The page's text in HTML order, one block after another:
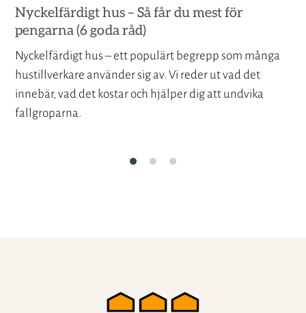
Nyckelfärdigt hus – Så får du mest för
pengarna (6 goda råd)
Nyckelfärdigt hus – ett populärt begrepp som många
hustillverkare använder sig av. Vi reder ut vad det
innebär, vad det kostar och hjälper dig att undvika
fallgroparna.